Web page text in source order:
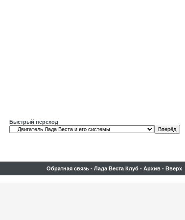
Быстрый переход
Обратная связь - Лада Веста Клуб - Архив - Вверх